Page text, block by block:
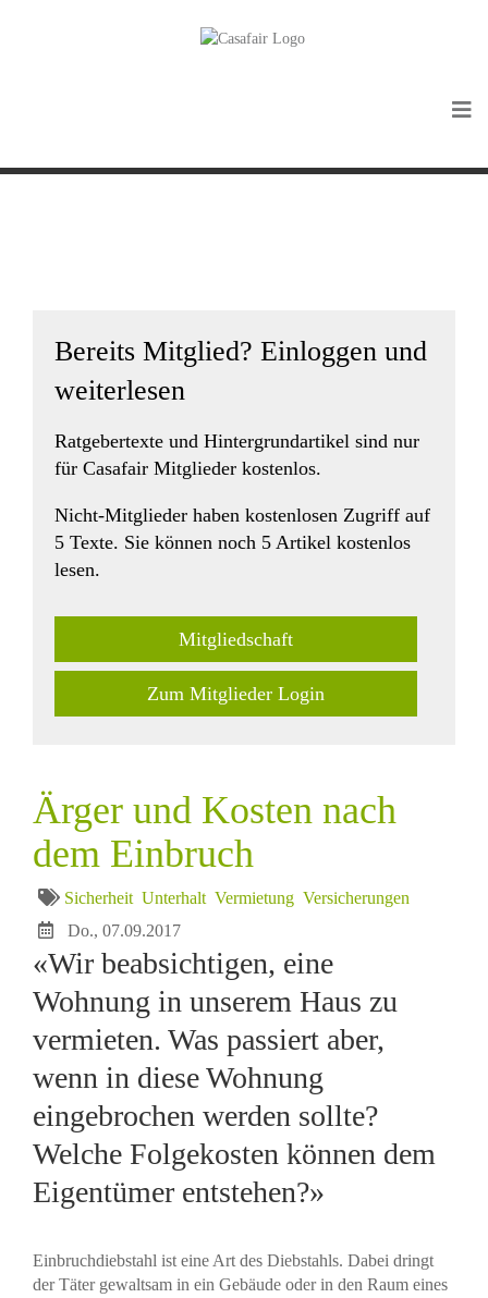
Bereits Mitglied? Einloggen und
weiterlesen
Ratgebertexte und Hintergrundartikel sind nur
für Casafair Mitglieder kostenlos.
Nicht-Mitglieder haben kostenlosen Zugriff auf
5 Texte. Sie können noch 5 Artikel kostenlos
lesen.
Mitgliedschaft
Zum Mitglieder Login
Ärger und Kosten nach
dem Einbruch
Sicherheit Unterhalt Vermietung Versicherungen
Do., 07.09.2017
«Wir beabsichtigen, eine
Wohnung in unserem Haus zu
vermieten. Was passiert aber,
wenn in diese Wohnung
eingebrochen werden sollte?
Welche Folgekosten können dem
Eigentümer entstehen?»
Einbruchdiebstahl ist eine Art des Diebstahls. Dabei dringt
der Täter gewaltsam in ein Gebäude oder in den Raum eines